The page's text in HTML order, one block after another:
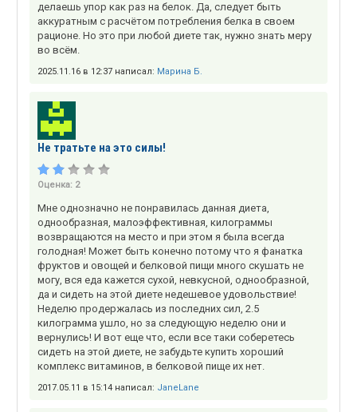
делаешь упор как раз на белок. Да, следует быть
аккуратным с расчётом потребления белка в своем
рационе. Но это при любой диете так, нужно знать меру
во всём.
2025.11.16 в 12:37 написал: Марина Б.
Не тратьте на это силы!
Оценка: 2
Мне однозначно не понравилась данная диета,
однообразная, малоэффективная, килограммы
возвращаются на место и при этом я была всегда
голодная! Может быть конечно потому что я фанатка
фруктов и овощей и белковой пищи много скушать не
могу, вся еда кажется сухой, невкусной, однообразной,
да и сидеть на этой диете недешевое удовольствие!
Неделю продержалась из последних сил, 2.5
килограмма ушло, но за следующую неделю они и
вернулись! И вот еще что, если все таки соберетесь
сидеть на этой диете, не забудьте купить хороший
комплекс витаминов, в белковой пище их нет.
2017.05.11 в 15:14 написал: JaneLane